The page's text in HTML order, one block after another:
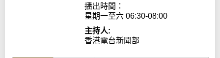
播出時間：
星期一至六 06:30-08:00
主持人:
香港電台新聞部